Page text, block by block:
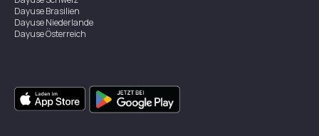
DayuseBrasilien
DayuseNiederlande
DayuseÖsterreich
DayuseSingapur
DayuseZweden
DayuseThailand